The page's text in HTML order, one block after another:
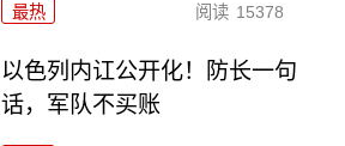
最热 阅读 15378
以色列内讧公开化！防长一句
话，军队不买账